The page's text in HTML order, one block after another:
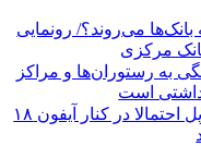
بانک‌ها می‌روند؟/ رونمایی
مرکزی
به رستوران‌ها و مراکز
است
ایرپاد دوربین‌دار اپل احتمالا در کنار آیفون ۱۸